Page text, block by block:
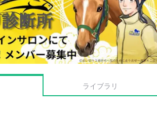
ライブラリ